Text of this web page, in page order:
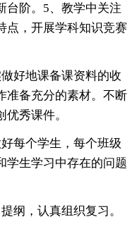
台阶。5、教学中关注
点，开展学科知识竞赛
好地课备课资料的收
准备充分的素材。不断
秀课件。
每个学生，每个班级
学生学习中存在的问题
纲，认真组织复习。